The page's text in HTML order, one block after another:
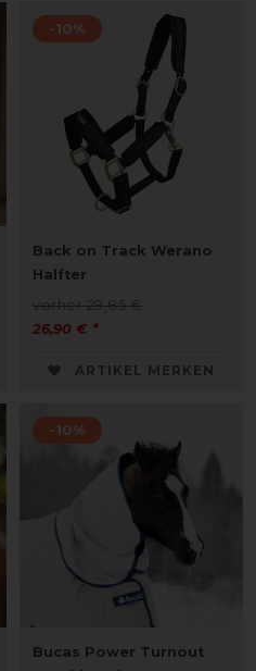
-10%
Back on Track Werano
Halfter
vorher 29,85 €
26,90 € *
ARTIKEL MERKEN
-10%
Bucas Power Turnout